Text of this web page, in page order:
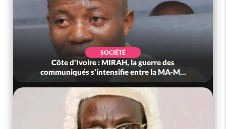
SOCIÉTÉ
Côte d'Ivoire : MIRAH, la guerre des
communiqués s'intensifie entre la MA-M...